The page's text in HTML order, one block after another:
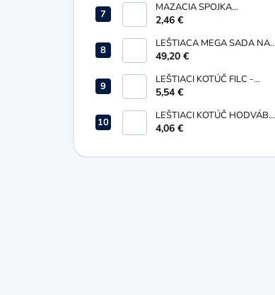
MAZACIA SPOJKA
SKĽÚČIDLOVÁ M10 X 1 PRE
2,46 €
LEŠTIACA MEGA SADA NA
RENOVÁCIU HLINÍKOVÝCH
49,20 €
LEŠTIACI KOTÚČ FILC -
PLSŤ 80 x 20 x 8 MM
5,54 €
LEŠTIACI KOTÚČ HODVÁB
100 x 25 x 6 MM
4,06 €